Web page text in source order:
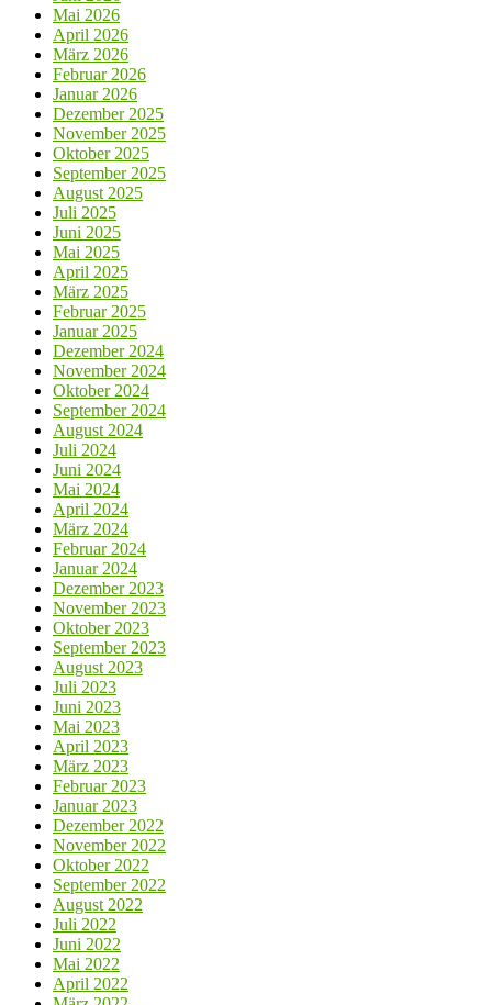
Mai 2026
April 2026
März 2026
Februar 2026
Januar 2026
Dezember 2025
November 2025
Oktober 2025
September 2025
August 2025
Juli 2025
Juni 2025
Mai 2025
April 2025
März 2025
Februar 2025
Januar 2025
Dezember 2024
November 2024
Oktober 2024
September 2024
August 2024
Juli 2024
Juni 2024
Mai 2024
April 2024
März 2024
Februar 2024
Januar 2024
Dezember 2023
November 2023
Oktober 2023
September 2023
August 2023
Juli 2023
Juni 2023
Mai 2023
April 2023
März 2023
Februar 2023
Januar 2023
Dezember 2022
November 2022
Oktober 2022
September 2022
August 2022
Juli 2022
Juni 2022
Mai 2022
April 2022